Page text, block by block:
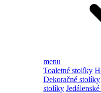
menu
Toaletné stolíky
Dekoračné stolíky
stolíky